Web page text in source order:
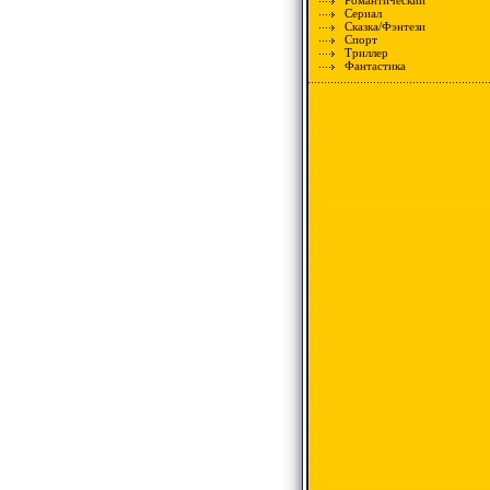
Сериал
Сказка/Фэнтези
Спорт
Триллер
Фантастика